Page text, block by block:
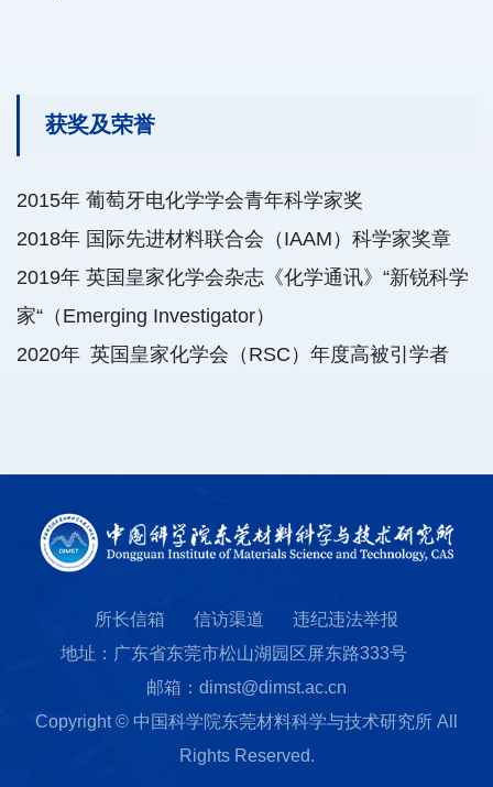
获奖及荣誉
2015年 葡萄牙电化学学会青年科学家奖
2018年 国际先进材料联合会（IAAM）科学家奖章
2019年 英国皇家化学会杂志《化学通讯》“新锐科学
家“（Emerging Investigator）
2020年 英国皇家化学会（RSC）年度高被引学者
所长信箱 信访渠道
违纪违法举报
地址：广东省东莞市松山湖园区屏东路333号
邮箱：dimst@dimst.ac.cn
Copyright © 中国科学院东莞材料科学与技术研究所 All
Rights Reserved.